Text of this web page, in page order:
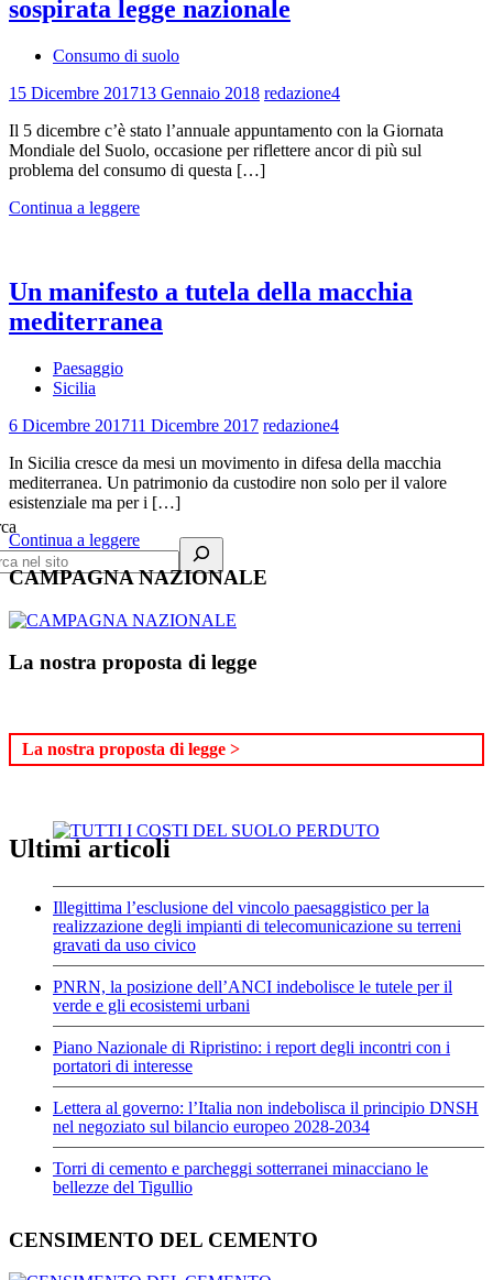
sospirata legge nazionale
Consumo di suolo
15 Dicembre 201713 Gennaio 2018 redazione4
Il 5 dicembre c’è stato l’annuale appuntamento con la Giornata
Mondiale del Suolo, occasione per riflettere ancor di più sul
problema del consumo di questa […]
Continua a leggere
Un manifesto a tutela della macchia
mediterranea
Paesaggio
Sicilia
6 Dicembre 201711 Dicembre 2017 redazione4
In Sicilia cresce da mesi un movimento in difesa della macchia
mediterranea. Un patrimonio da custodire non solo per il valore
esistenziale ma per i […]
Continua a leggere
CAMPAGNA NAZIONALE
La nostra proposta di legge
La nostra proposta di legge >
Ultimi articoli
Illegittima l’esclusione del vincolo paesaggistico per la
realizzazione degli impianti di telecomunicazione su terreni
gravati da uso civico
PNRN, la posizione dell’ANCI indebolisce le tutele per il
verde e gli ecosistemi urbani
Piano Nazionale di Ripristino: i report degli incontri con i
portatori di interesse
Lettera al governo: l’Italia non indebolisca il principio DNSH
nel negoziato sul bilancio europeo 2028-2034
Torri di cemento e parcheggi sotterranei minacciano le
bellezze del Tigullio
CENSIMENTO DEL CEMENTO